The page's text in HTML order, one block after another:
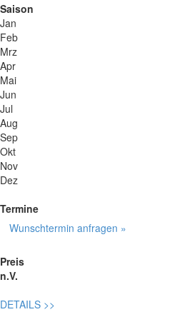
Saison
Jan
Feb
Mrz
Apr
Mai
Jun
Jul
Aug
Sep
Okt
Nov
Dez
Termine
Wunschtermin anfragen »
Preis
n.V.
DETAILS >>